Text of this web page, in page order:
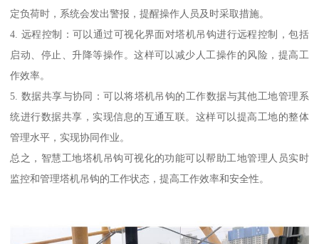
定负荷时，系统会发出警报，提醒操作人员及时采取措施。
4. 远程控制：可以通过可视化界面对塔机吊钩进行远程控制，包括
启动、停止、升降等操作。这样可以减少人工操作的风险，提高工
作效率。
5. 数据共享与协同：可以将塔机吊钩的工作数据与其他工地管理系
统进行数据共享，实现信息的互通互联。这样可以提高工地的整体
管理水平，实现协同作业。
总之，智慧工地塔机吊钩可视化的功能可以帮助工地管理人员实时
监控和管理塔机吊钩的工作状态，提高工作效率和安全性。